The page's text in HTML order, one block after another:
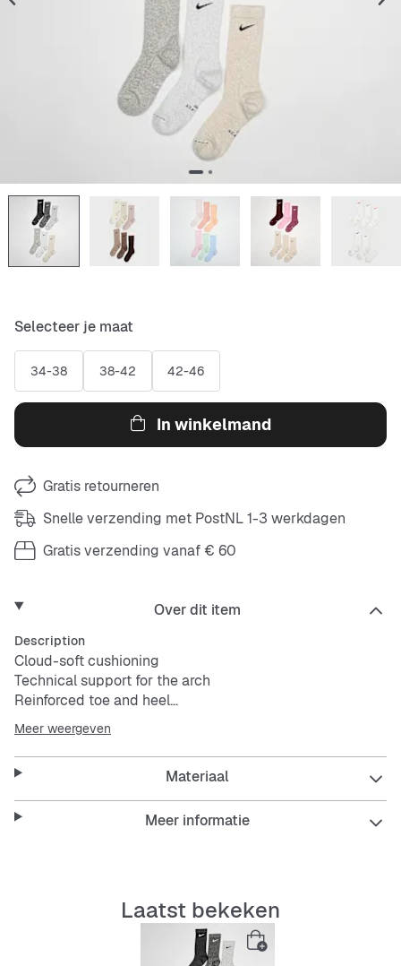
Selecteer je maat
34-38 38-42 42-46
In winkelmand
Gratis retourneren
Snelle verzending met PostNL 1-3 werkdagen
Gratis verzending vanaf € 60
Over dit item
Description
Cloud-soft cushioning
Technical support for the arch
Reinforced toe and heel
Updated fit
Meer weergeven
Materiaal
Meer informatie
Laatst bekeken